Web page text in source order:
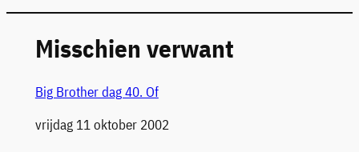
Misschien verwant
Big Brother dag 40. Of
Datum
vrijdag 11 oktober 2002